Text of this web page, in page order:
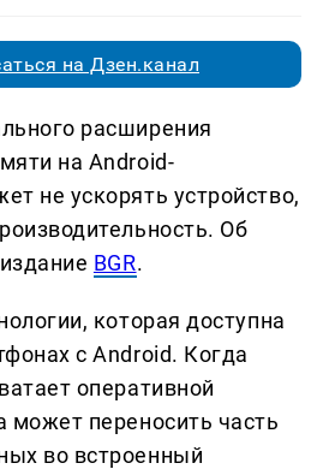
на Дзен.канал
расширения
на Android-
не ускорять устройство,
Об
BGR.
которая доступна
с Android. Когда
оперативной
может переносить часть
во встроенный